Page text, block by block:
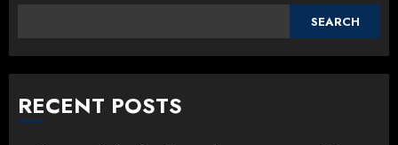
SEARCH
RECENT POSTS